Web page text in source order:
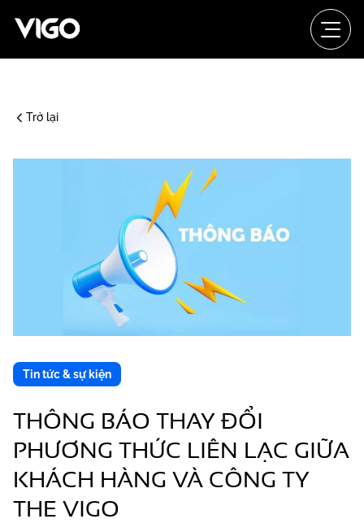
Trở lại
Tin tức & sự kiện
THÔNG BÁO THAY ĐỔI
PHƯƠNG THỨC LIÊN LẠC GIỮA
KHÁCH HÀNG VÀ CÔNG TY
THE VIGO